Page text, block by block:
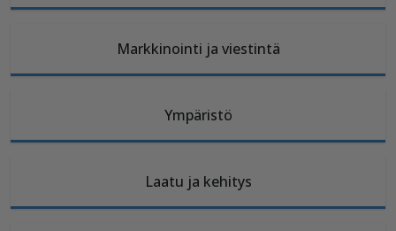
Markkinointi ja viestintä
Ympäristö
Laatu ja kehitys